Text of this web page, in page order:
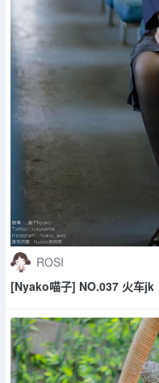
ROSI
[Nyako喵子] NO.037 火车jk